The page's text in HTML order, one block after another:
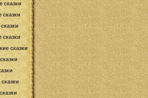
сказки
сказки
сказки
сказки